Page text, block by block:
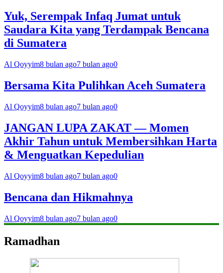
Yuk, Serempak Infaq Jumat untuk
Saudara Kita yang Terdampak Bencana
di Sumatera
Al Qoyyim8 bulan ago7 bulan ago0
Bersama Kita Pulihkan Aceh Sumatera
Al Qoyyim8 bulan ago7 bulan ago0
JANGAN LUPA ZAKAT — Momen
Akhir Tahun untuk Membersihkan Harta
& Menguatkan Kepedulian
Al Qoyyim8 bulan ago7 bulan ago0
Bencana dan Hikmahnya
Al Qoyyim8 bulan ago7 bulan ago0
Ramadhan